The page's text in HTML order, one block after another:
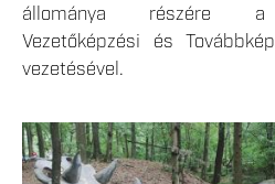
állománya részére a
Vezetőképzési és
vezetésével.